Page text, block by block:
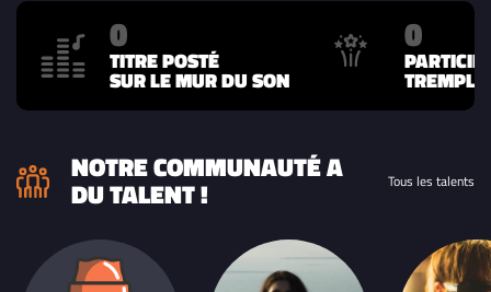
0
TITRE POSTÉ
SUR LE MUR DU SON
0
NOTRE COMMUNAUTÉ A
DU TALENT ! Tous les talents